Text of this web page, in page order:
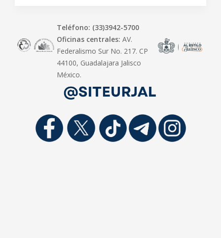
Teléfono: (33)3942-5700
Oficinas centrales: AV.
Federalismo Sur No. 217. CP
44100, Guadalajara Jalisco
México.